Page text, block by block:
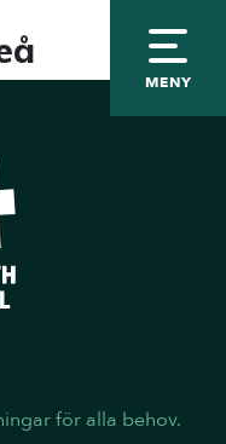
MENY
för alla behov.